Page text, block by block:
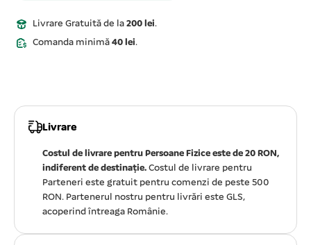
Livrare Gratuită de la 200 lei.
Comanda minimă 40 lei.
Livrare
Costul de livrare pentru Persoane Fizice este de 20 RON,
indiferent de destinație. Costul de livrare pentru
Parteneri este gratuit pentru comenzi de peste 500
RON. Partenerul nostru pentru livrări este GLS,
acoperind întreaga Românie.